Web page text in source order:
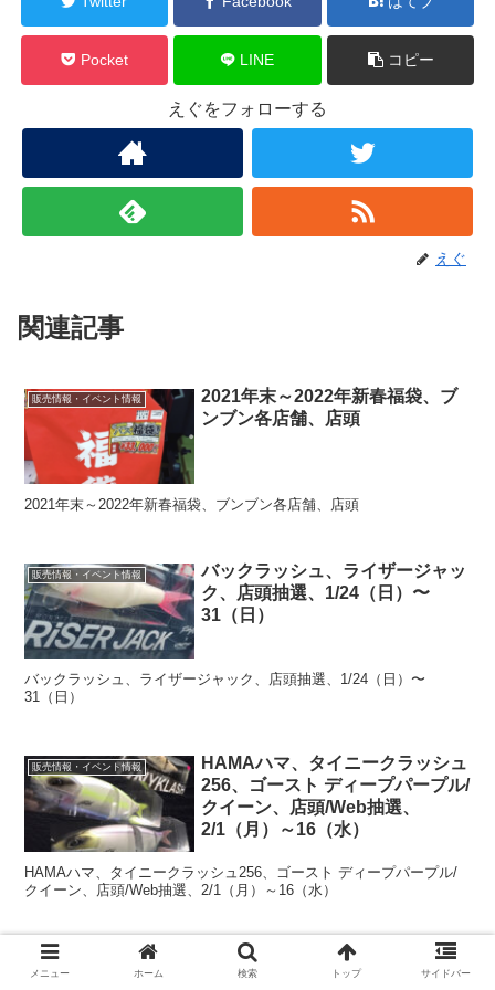
Pocket LINE コピー
えぐをフォローする
えぐ
関連記事
販売情報・イベント情報
2021年末～2022年新春福袋、ブ
ンブン各店舗、店頭
2021年末～2022年新春福袋、ブンブン各店舗、店頭
販売情報・イベント情報
バックラッシュ、ライザージャッ
ク、店頭抽選、1/24（日）〜
31（日）
バックラッシュ、ライザージャック、店頭抽選、1/24（日）〜
31（日）
販売情報・イベント情報
HAMAハマ、タイニークラッシュ
256、ゴースト ディープパープル/
クイーン、店頭/Web抽選、
2/1（月）～16（水）
HAMAハマ、タイニークラッシュ256、ゴースト ディープパープル/
クイーン、店頭/Web抽選、2/1（月）～16（水）
販売情報・イベント情報
12/9（木）～12/14（火）、クル
ーズ、タイニークラッシュ クイ
メニュー ホーム 検索 トップ サイドバー